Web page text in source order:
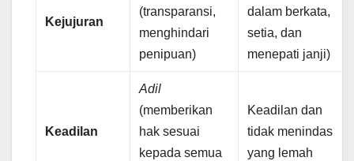
Kejujuran
(transparansi,
menghindari
penipuan)
dalam berkata,
setia, dan
menepati janji)
Keadilan
Adil
(memberikan
hak sesuai
kepada semua
Keadilan dan
tidak menindas
yang lemah